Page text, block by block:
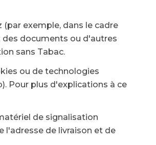
exemple, dans le cadre
des documents ou d'autres
sans Tabac.
ou de technologies
Pour plus d'explications à ce
de signalisation
l'adresse de livraison et de